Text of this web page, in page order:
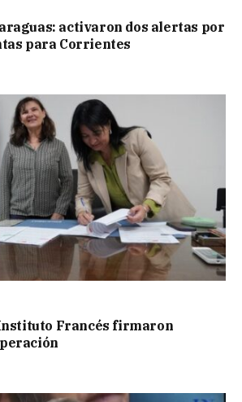
activaron dos alertas por
para Corrientes
Francés firmaron